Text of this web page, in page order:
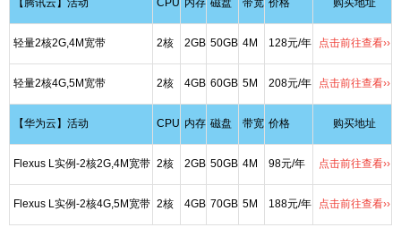
轻量2核2G,4M宽带 2核 2GB 50GB 4M 128元/年 点击前往查看››
轻量2核4G,5M宽带 2核 4GB 60GB 5M 208元/年 点击前往查看››
【华为云】活动 CPU 内存 磁盘 带宽 价格 购买地址
Flexus L实例-2核2G,4M宽带 2核 2GB 50GB 4M 98元/年 点击前往查看››
Flexus L实例-2核4G,5M宽带 2核 4GB 70GB 5M 188元/年 点击前往查看››